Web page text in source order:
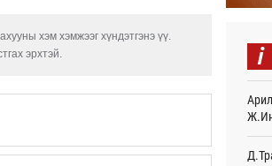
хэм хэмжээг хүндэтгэнэ үү.
эрхтэй.
i